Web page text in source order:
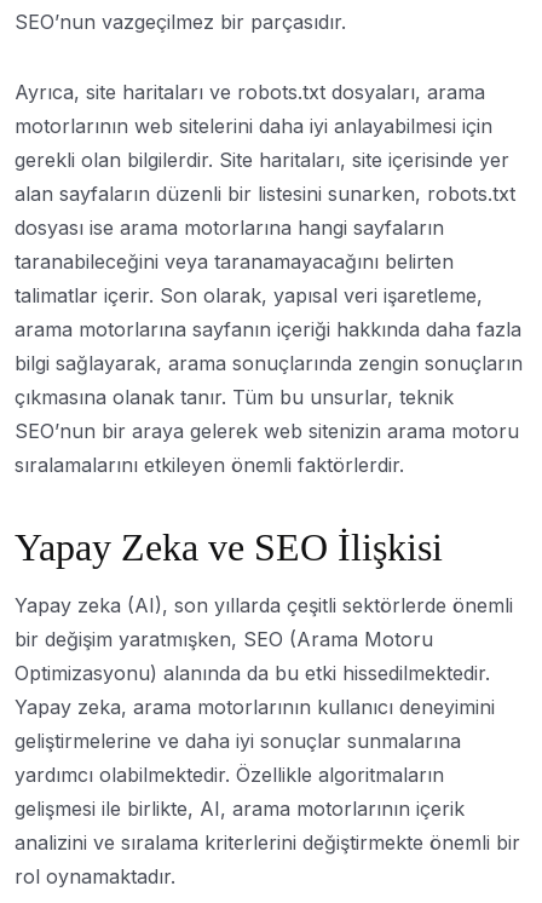
SEO’nun vazgeçilmez bir parçasıdır.
Ayrıca, site haritaları ve robots.txt dosyaları, arama
motorlarının web sitelerini daha iyi anlayabilmesi için
gerekli olan bilgilerdir. Site haritaları, site içerisinde yer
alan sayfaların düzenli bir listesini sunarken, robots.txt
dosyası ise arama motorlarına hangi sayfaların
taranabileceğini veya taranamayacağını belirten
talimatlar içerir. Son olarak, yapısal veri işaretleme,
arama motorlarına sayfanın içeriği hakkında daha fazla
bilgi sağlayarak, arama sonuçlarında zengin sonuçların
çıkmasına olanak tanır. Tüm bu unsurlar, teknik
SEO’nun bir araya gelerek web sitenizin arama motoru
sıralamalarını etkileyen önemli faktörlerdir.
Yapay Zeka ve SEO İlişkisi
Yapay zeka (AI), son yıllarda çeşitli sektörlerde önemli
bir değişim yaratmışken, SEO (Arama Motoru
Optimizasyonu) alanında da bu etki hissedilmektedir.
Yapay zeka, arama motorlarının kullanıcı deneyimini
geliştirmelerine ve daha iyi sonuçlar sunmalarına
yardımcı olabilmektedir. Özellikle algoritmaların
gelişmesi ile birlikte, AI, arama motorlarının içerik
analizini ve sıralama kriterlerini değiştirmekte önemli bir
rol oynamaktadır.